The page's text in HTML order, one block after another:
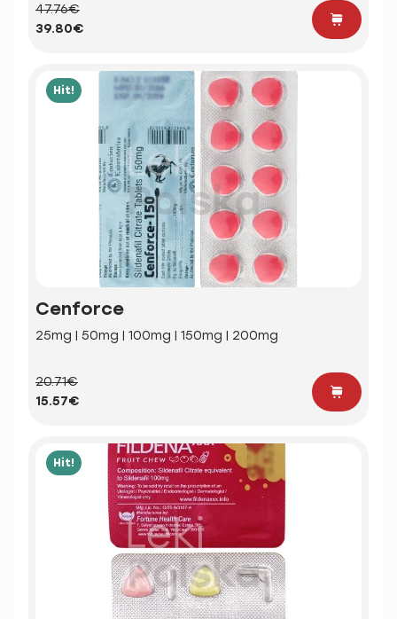
47.76€
39.80€
Hit!
Cenforce
25mg | 50mg | 100mg | 150mg | 200mg
20.71€
15.57€
Hit!